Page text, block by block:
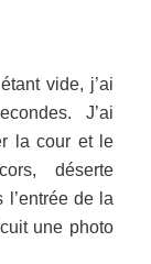
vide, j’ai
J’ai
la cour et le
déserte
de la
une photo